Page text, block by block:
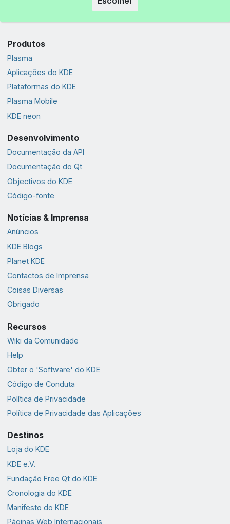
Produtos
Plasma
Aplicações do KDE
Plataformas do KDE
Plasma Mobile
KDE neon
Desenvolvimento
Documentação da API
Documentação do Qt
Objectivos do KDE
Código-fonte
Notícias & Imprensa
Anúncios
KDE Blogs
Planet KDE
Contactos de Imprensa
Coisas Diversas
Obrigado
Recursos
Wiki da Comunidade
Help
Obter o 'Software' do KDE
Código de Conduta
Política de Privacidade
Política de Privacidade das Aplicações
Destinos
Loja do KDE
KDE e.V.
Fundação Free Qt do KDE
Cronologia do KDE
Manifesto do KDE
Páginas Web Internacionais